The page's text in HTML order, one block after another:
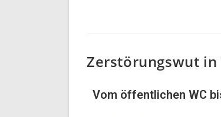
Zerstörungswut in
Vom öffentlichen WC